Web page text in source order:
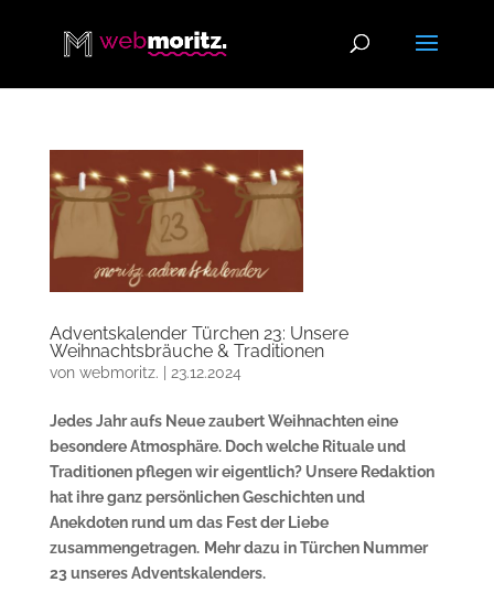
Adventskalender Türchen 23: Unsere
Weihnachtsbräuche & Traditionen
von webmoritz. 23.12.2024
Jedes Jahr aufs Neue zaubert Weihnachten eine
besondere Atmosphäre. Doch welche Rituale und
Traditionen pflegen wir eigentlich? Unsere Redaktion
hat ihre ganz persönlichen Geschichten und
Anekdoten rund um das Fest der Liebe
zusammengetragen. Mehr dazu in Türchen Nummer
23 unseres Adventskalenders.